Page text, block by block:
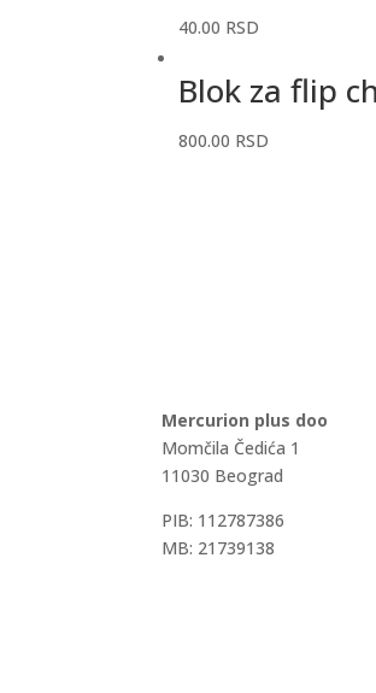
40.00 RSD
Blok za flip
800.00 RSD
Mercurion plus doo
Momčila Čedića 1
11030 Beograd
PIB: 112787386
MB: 21739138